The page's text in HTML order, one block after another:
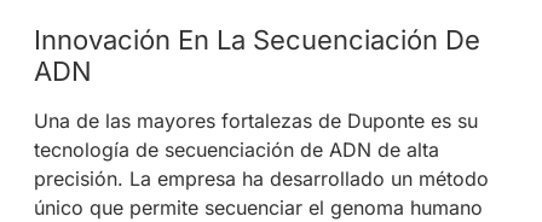
Innovación En La Secuenciación De
ADN
Una de las mayores fortalezas de Duponte es su
tecnología de secuenciación de ADN de alta
precisión. La empresa ha desarrollado un método
único que permite secuenciar el genoma humano